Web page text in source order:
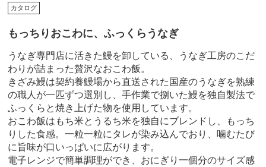
カタログ
もっちりおこわに、ふっくらうなぎ
うなぎ専門店に活きた鰻を卸している、うなぎ工房のこだ
わりが詰まった贅沢なおこわ飯。
きざみ鰻は契約養鰻場から直送された国産のうなぎを熟練
の職人が一匹ずつ選別し、手作業で捌いた鰻を独自製法で
ふっくらと焼き上げた物を使用しています。
おこわ飯はもち米とうるち米を独自にブレンドし、もっち
りした食感。一粒一粒にタレが染み込んでおり、噛むたび
に旨味が口いっぱいに広がります。
電子レンジで簡単調理ができ、おにぎり一個分のサイズ感